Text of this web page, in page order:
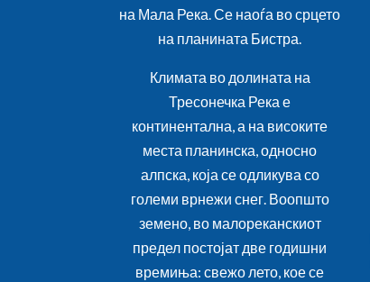
на Мала Река. Се наоѓа во срцето
на планината Бистра.
Климата во долината на
Тресонечка Река е
континентална, а на високите
места планинска, односно
алпска, која се одликува со
големи врнежи снег. Воопшто
земено, во малореканскиот
предел постојат две годишни
времиња: свежо лето, кое се